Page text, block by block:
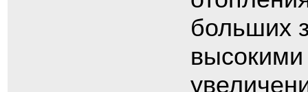
больших
высокими